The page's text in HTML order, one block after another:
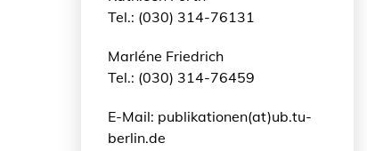
Tel.: (030) 314-76131
Marléne Friedrich
Tel.: (030) 314-76459
E-Mail: publikationen(at)ub.tu-
berlin.de